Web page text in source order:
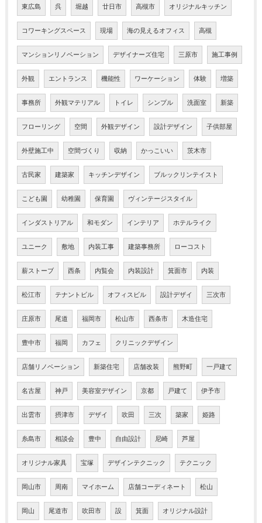
東広島 呉 堀越 廿日市 高槻市 オリジナルキッチン
コワーキングスペース 現場 海の見えるオフィス 高槻
マンションリノベーション デザイナーズ住宅 三原市 施工事例
外観 エントランス 機能性 ワーケーション 体験 増築
事務所 外観マテリアル トイレ シンプル 洗面室 新築
フローリング 空間 外観デザイン 設計デザイン 子供部屋
外壁施工中 空間づくり 収納 かっこいい 茨木市
古民家 建築家 キッチンデザイン ブルックリンテイスト
こども園 幼稚園 保育園 ヴィンテージスタイル
インダストリアル 和モダン インテリア ホテルライク
ユニーク 敷地 内装工事 建築事務所 ローコスト
薪ストーブ 西条 内覧会 内装設計 箕面市 内装
松江市 テナントビル オフィスビル 設計デザイ 三次市
庄原市 尾道 福岡市 松山市 西条市 木造住宅
豊中市 福岡 カフェ クリニックデザイン
店舗リノベーション 新築住宅 店舗改装 熊野町 一戸建て
名古屋 神戸 美容室デザイン 京都 戸建て 伊予市
出雲市 摂津市 デザイ 吹田 三次 築家 姫路
糸島市 相談会 豊中 自由設計 尼崎 芦屋
オリジナル家具 宝塚 デザインテクニック テクニック
岡山市 周南 マイホーム 店舗コーディネート 松山
岡山 尾道市 吹田市 設 箕面 オリジナル設計